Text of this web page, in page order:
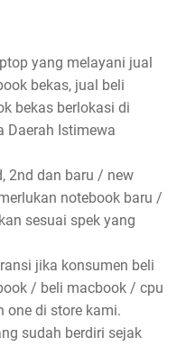
yang melayani jual
bekas, jual beli
bekas berlokasi di
Daerah Istimewa
2nd dan baru / new
notebook baru /
sesuai spek yang
jika konsumen beli
/ beli macbook / cpu
di store kami.
sudah berdiri sejak